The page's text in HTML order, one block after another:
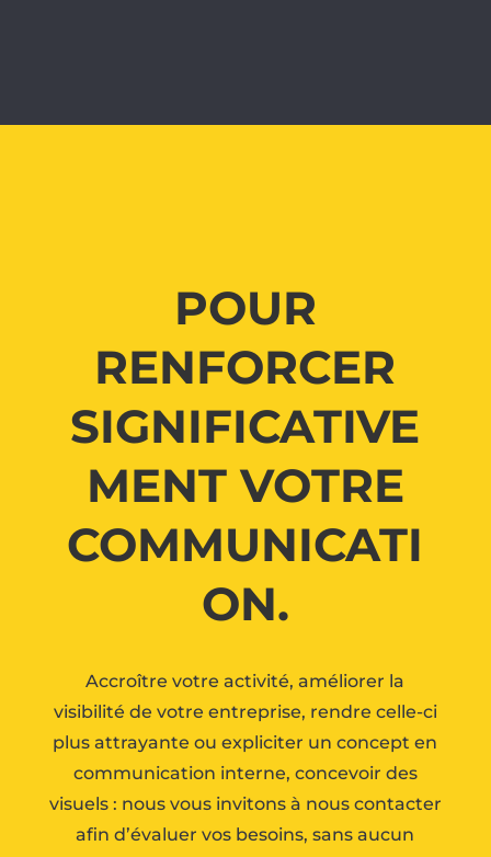
POUR
RENFORCER
SIGNIFICATIVE
MENT VOTRE
COMMUNICATI
ON.
Accroître votre activité, améliorer la
visibilité de votre entreprise, rendre celle-ci
plus attrayante ou expliciter un concept en
communication interne, concevoir des
visuels : nous vous invitons à nous contacter
afin d’évaluer vos besoins, sans aucun